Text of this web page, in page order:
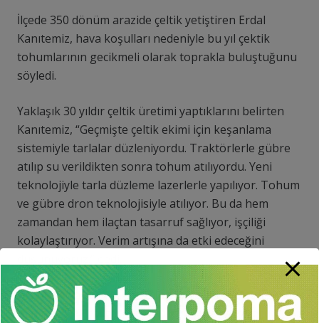
İlçede 350 dönüm arazide çeltik yetiştiren Erdal
Kanıtemiz, hava koşulları nedeniyle bu yıl çektik
tohumlarının gecikmeli olarak toprakla buluştuğunu
söyledi.
Yaklaşık 30 yıldır çeltik üretimi yaptıklarını belirten
Kanıtemiz, “Geçmişte çeltik ekimi için keşanlama
sistemiyle tarlalar düzleniyordu. Traktörlerle gübre
atılıp su verildikten sonra tohum atılıyordu. Yeni
teknolojiyle tarla düzleme lazerlerle yapılıyor. Tohum
ve gübre dron teknolojisiyle atılıyor. Bu da hem
zamandan hem ilaçtan tasarruf sağlıyor, işçiliği
kolaylaştırıyor. Verim artışına da etki edeceğini
Bu yıl ekim için dronu tercih ettiklerini dile getiren
Kanıtemiz, “Traktörle daha uzun süre çalışıyoruz.